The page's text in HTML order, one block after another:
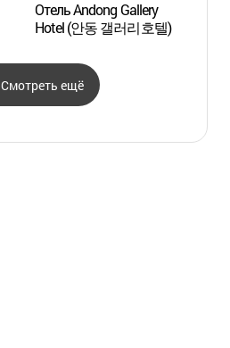
Отель Andong Gallery
Hotel (안동 갤러리호텔)
Смотреть ещё